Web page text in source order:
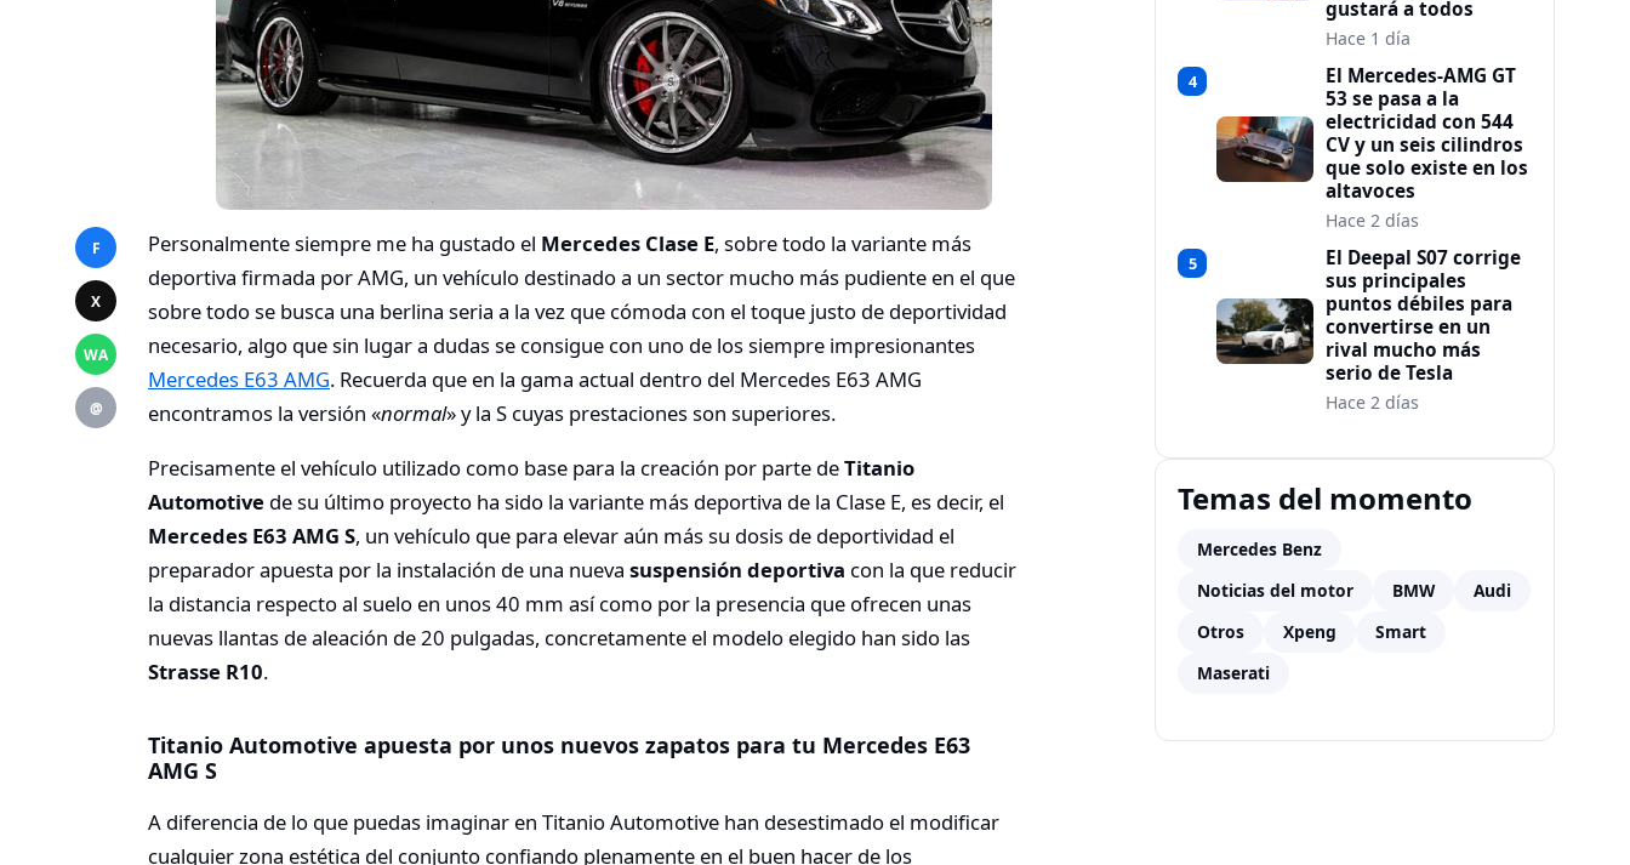
F
X
WA
@
Personalmente siempre me ha gustado el Mercedes Clase E, sobre todo la variante más
deportiva firmada por AMG, un vehículo destinado a un sector mucho más pudiente en el que
sobre todo se busca una berlina seria a la vez que cómoda con el toque justo de deportividad
necesario, algo que sin lugar a dudas se consigue con uno de los siempre impresionantes
Mercedes E63 AMG. Recuerda que en la gama actual dentro del Mercedes E63 AMG
encontramos la versión «normal» y la S cuyas prestaciones son superiores.
Precisamente el vehículo utilizado como base para la creación por parte deTitanio
Automotive de su último proyecto ha sido la variante más deportiva de la Clase E, es decir, el
Mercedes E63 AMG S, un vehículo que para elevar aún más su dosis de deportividad el
preparador apuesta por la instalación de una nueva suspensión deportiva con la que reducir
la distancia respecto al suelo en unos 40 mm así como por la presencia que ofrecen unas
nuevas llantas de aleación de 20 pulgadas, concretamente el modelo elegido han sido las
Strasse R10.
Titanio Automotive apuesta por unos nuevos zapatos para tu Mercedes E63
AMG S
A diferencia de lo que puedas imaginar en Titanio Automotive han desestimado el modificar
cualquier zona estética del conjunto confiando plenamente en el buen hacer de los
gustará a todos
Hace 1 día
4
El Mercedes-AMG GT
53 se pasa a la
electricidad con 544
CV y un seis cilindros
que solo existe en los
altavoces
Hace 2 días
5
El Deepal S07 corrige
sus principales
puntos débiles para
convertirse en un
rival mucho más
serio de Tesla
Hace 2 días
Temas del momento
Mercedes Benz
Noticias del motor
BMW
Audi
Otros
Xpeng
Smart
Maserati